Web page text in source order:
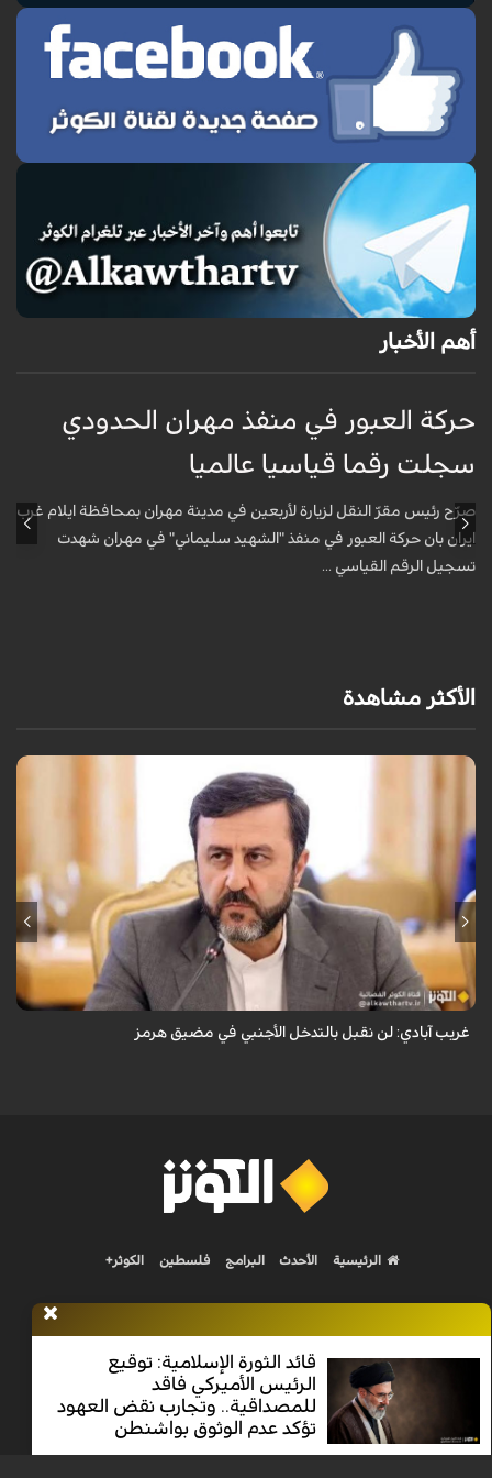
أهم الأخبار
حركة العبور في منفذ مهران الحدودي
سجلت رقما قياسيا عالميا
صرّح رئيس مقرّ النقل لزيارة لأربعين في مدينة مهران بمحافظة ايلام غرب
ايران بان حركة العبور في منفذ "الشهيد سليماني" في مهران شهدت
تسجيل الرقم القياسي ...
الأكثر مشاهدة
قال نائب وزير الخارجية الإيراني كاظم غريب آبادي، إن إيران لن تقبل بالتدخل
الأجنبي في مضيق هرمز.
غريب آبادي: لن نقبل بالتدخل الأجنبي في مضيق هرمز
قائد الثورة الإسلامية: توقيع
الرئيس الأميركي فاقد
للمصداقية.. وتجارب نقض العهود
تؤكد عدم الوثوق بواشنطن
الرئيسية الأحدث البرامج فلسطين الكوثر+
Nilesat 11900 V | Badr 8 11747 V | Badr5 12284 V